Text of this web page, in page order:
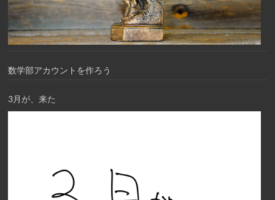
数学部アカウントを作ろう
3月が、来た